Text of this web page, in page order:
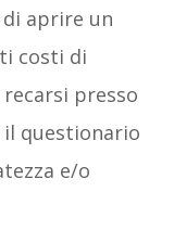
aprire un
costi di
presso
il questionario
e/o